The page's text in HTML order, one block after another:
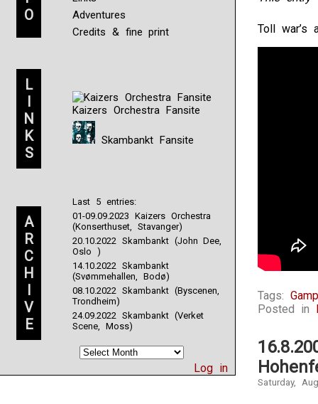
O
Adventures
Credits & fine print
L
I
N
K
S
Kaizers Orchestra Fansite
Skambankt Fansite
A
R
C
H
I
V
E
Last 5 entries:
01-09.09.2023 Kaizers Orchestra
(Konserthuset, Stavanger)
20.10.2022 Skambankt (John Dee,
Oslo )
14.10.2022 Skambankt
(Svømmehallen, Bodø)
08.10.2022 Skambankt (Byscenen,
Trondheim)
24.09.2022 Skambankt (Verket
Scene, Moss)
Log in
Toll war’s
Tags:
Posted in
Saturday,